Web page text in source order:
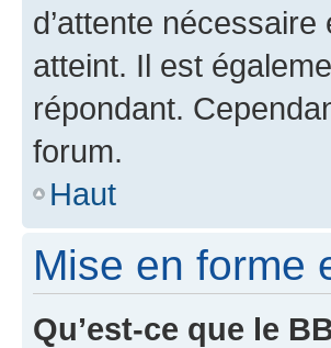
d’attente
atteint. Il est
répondant.
forum.
Haut
Mise en forme
Qu’est-ce que le